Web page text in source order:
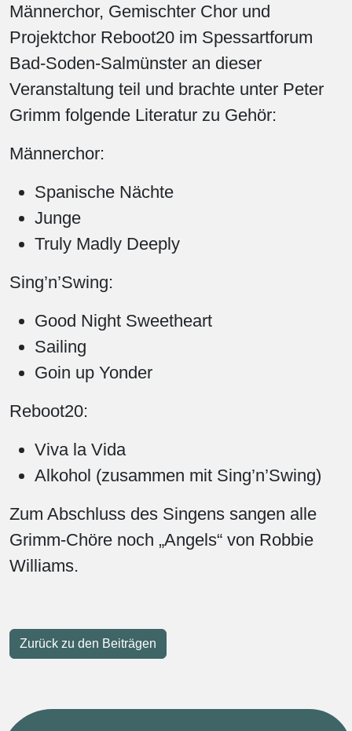
Männerchor, Gemischter Chor und
Projektchor Reboot20 im Spessartforum
Bad-Soden-Salmünster an dieser
Veranstaltung teil und brachte unter Peter
Grimm folgende Literatur zu Gehör:
Männerchor:
Spanische Nächte
Junge
Truly Madly Deeply
Sing’n’Swing:
Good Night Sweetheart
Sailing
Goin up Yonder
Reboot20:
Viva la Vida
Alkohol (zusammen mit Sing’n’Swing)
Zum Abschluss des Singens sangen alle
Grimm-Chöre noch „Angels“ von Robbie
Williams.
Zurück zu den Beiträgen